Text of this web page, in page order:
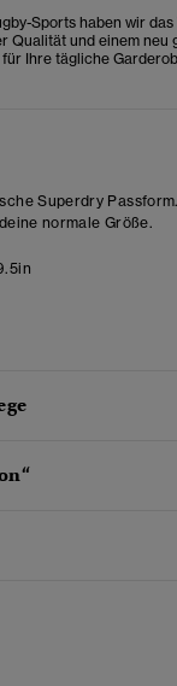
Sports haben wir das
Qualität und einem neu
Ihre tägliche
Superdry
normale Größe.